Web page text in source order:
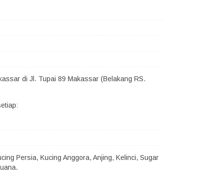
di Jl. Tupai 89 Makassar (Belakang RS.
Persia, Kucing Anggora, Anjing, Kelinci, Sugar